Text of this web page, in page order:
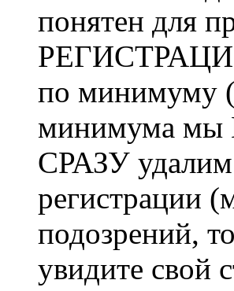
понятен для
РЕГИСТРАЦИИ
по минимуму
минимума мы
СРАЗУ удалим
регистрации
подозрений,
увидите свой